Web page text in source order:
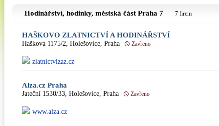
Hodinářství, hodinky, městská část Praha 7 7 firem
HAŠKOVO ZLATNICTVÍ A HODINÁŘSTVÍ
Haškova 1175/2, Holešovice, Praha Zavřeno
zlatnictvizaz.cz
Alza.cz Praha
Jateční 1530/33, Holešovice, Praha Zavřeno
www.alza.cz